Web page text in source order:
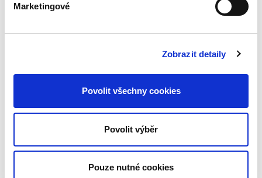
Marketingové
Zobrazit detaily
Povolit všechny cookies
Povolit výběr
Pouze nutné cookies
Monografie analyzuje soulad české právní
Dvacet let
aplikace práva EU